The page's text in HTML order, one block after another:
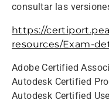
consultar las
https://
resources/Exam-
Adobe Certified
Autodesk Certified
Autodesk Certified